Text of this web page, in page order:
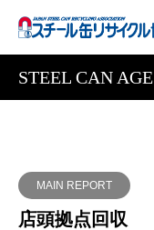
STEEL CAN AGE
MAIN REPORT
店頭拠点回収